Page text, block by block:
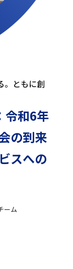
。ともに創
令和6年
の到来
スへの
ーム